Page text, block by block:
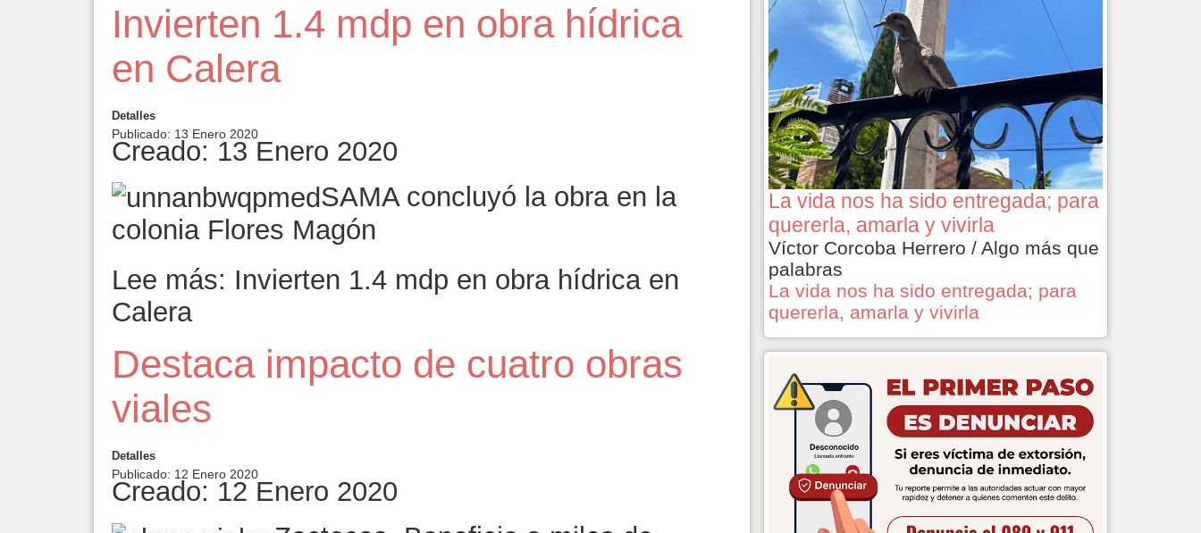
Invierten 1.4 mdp en obra hídrica
en Calera
Detalles
Publicado: 13 Enero 2020
Creado: 13 Enero 2020
SAMA concluyó la obra en la
colonia Flores Magón
Lee más: Invierten 1.4 mdp en obra hídrica en
Calera
Destaca impacto de cuatro obras
viales
Detalles
Publicado: 12 Enero 2020
Creado: 12 Enero 2020
La vida nos ha sido entregada; para
quererla, amarla y vivirla
Víctor Corcoba Herrero / Algo más que
palabras
La vida nos ha sido entregada; para
quererla, amarla y vivirla